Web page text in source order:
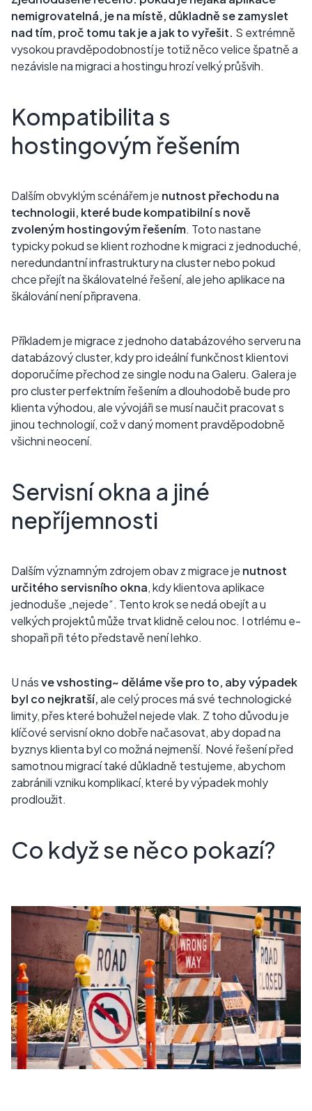
nemigrovatelná, je na místě, důkladně se zamyslet
nad tím, proč tomu tak je a jak to vyřešit. S extrémně
vysokou pravděpodobností je totiž něco velice špatně a
nezávisle na migraci a hostingu hrozí velký průšvih.
Kompatibilita s
hostingovým řešením
Dalším obvyklým scénářem je nutnost přechodu na
technologii, které bude kompatibilnís nově
zvoleným hostingovým řešením. Toto nastane
typicky pokud se klient rozhodne k migraci z jednoduché,
neredundantní infrastruktury na cluster nebo pokud
chce přejít na škálovatelné řešení, ale jeho aplikace na
škálování není připravena.
Příkladem je migrace z jednoho databázového serveru na
databázový cluster, kdy pro ideální funkčnost klientovi
doporučíme přechod ze single nodu na Galeru. Galera je
pro cluster perfektním řešením a dlouhodobě bude pro
klienta výhodou, ale vývojáři se musí naučit pracovat s
jinou technologií, což v daný moment pravděpodobně
všichni neocení.
Servisní okna a jiné
nepříjemnosti
Dalším významným zdrojem obav z migrace je nutnost
určitého servisního okna, kdy klientova aplikace
jednoduše „nejede“. Tento krok se nedá obejít a u
velkých projektů může trvat klidně celou noc. I otrlému e-
shopaři při této představě není lehko.
U násve vshosting~ děláme vše pro to, aby výpadek
byl co nejkratší,ale celý proces má své technologické
limity, přes které bohužel nejede vlak. Z toho důvodu je
klíčové servisní okno dobře načasovat, aby dopad na
byznys klienta byl co možná nejmenší. Nové řešení před
samotnou migrací také důkladně testujeme, abychom
zabránili vzniku komplikací, které by výpadek mohly
prodloužit.
Co když se něco pokazí?